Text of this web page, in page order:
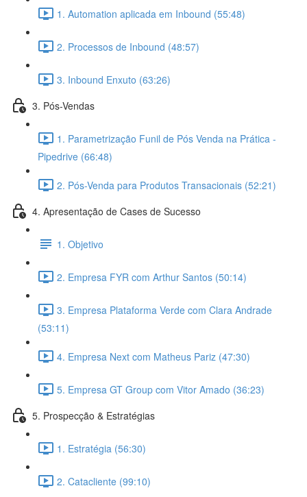
1. Automation aplicada em Inbound (55:48)
2. Processos de Inbound (48:57)
3. Inbound Enxuto (63:26)
3. Pós-Vendas
1. Parametrização Funil de Pós Venda na Prática -
Pipedrive (66:48)
2. Pós-Venda para Produtos Transacionais (52:21)
4. Apresentação de Cases de Sucesso
1. Objetivo
2. Empresa FYR com Arthur Santos (50:14)
3. Empresa Plataforma Verde com Clara Andrade
(53:11)
4. Empresa Next com Matheus Pariz (47:30)
5. Empresa GT Group com Vitor Amado (36:23)
5. Prospecção & Estratégias
1. Estratégia (56:30)
2. Catacliente (99:10)